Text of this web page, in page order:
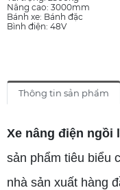
Nâng cao: 3000mm
Bánh xe: Bánh đặc
Bình điện: 48V
Thông tin sản phẩm
Xe nâng điện ngồi
sản phẩm tiêu biểu
nhà sản xuất hàng